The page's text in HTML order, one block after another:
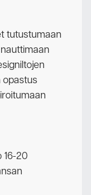
tutustumaan
opastus
16-20